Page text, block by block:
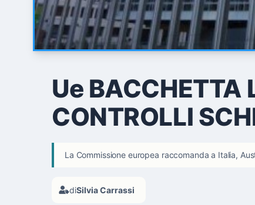
Ue BACCHETTA
CONTROLLI
La Commissione europea raccomanda a Italia,
diSilvia Carrassi